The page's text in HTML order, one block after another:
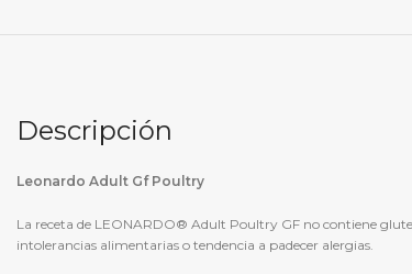
Descripción
Leonardo Adult Gf Poultry
La receta de LEONARDO® Adult Poultry GF no contiene
intolerancias alimentarias o tendencia a padecer alergias.